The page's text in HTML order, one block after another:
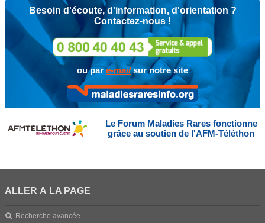
Besoin d'écoute, d'information, d'orientation ?
Contactez-nous !
ou pare-mailsur notre site
Le Forum Maladies Rares fonctionne
grâce au soutien de l'AFM-Téléthon
ALLER À LA PAGE
Recherche avancée